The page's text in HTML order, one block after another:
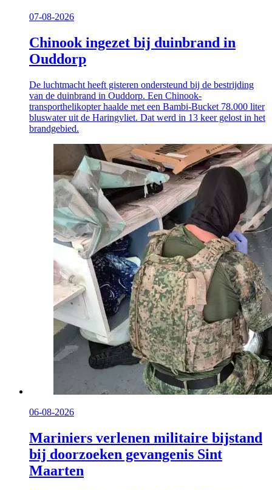
07-08-2026
Chinook ingezet bij duinbrand in
Ouddorp
De luchtmacht heeft gisteren ondersteund bij de bestrijding
van de duinbrand in Ouddorp. Een Chinook-
transporthelikopter haalde met een Bambi-Bucket 78.000 liter
bluswater uit de Haringvliet. Dat werd in 13 keer gelost in het
brandgebied.
06-08-2026
Mariniers verlenen militaire bijstand
bij doorzoeken gevangenis Sint
Maarten